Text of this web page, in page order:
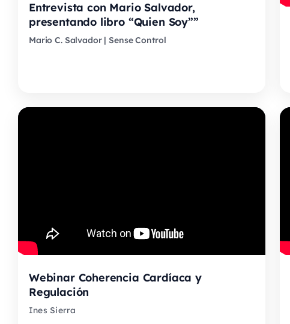
Entrevista con Mario Salvador,
presentando libro “Quien Soy””
Mario C. Salvador | Sense Control
Webinar Coherencia Cardíaca y
Regulación
Ines Sierra